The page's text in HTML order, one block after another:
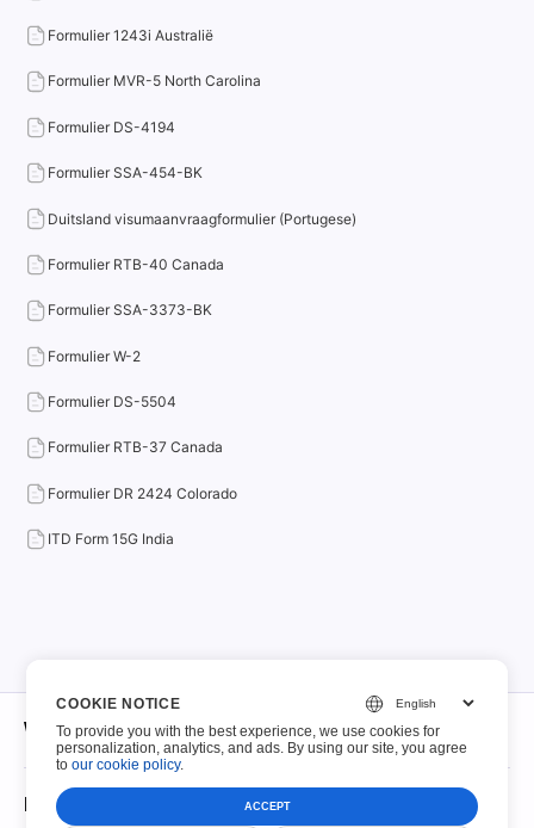
Formulier 1243i Australië
Formulier MVR-5 North Carolina
Formulier DS-4194
Formulier SSA-454-BK
Duitsland visumaanvraagformulier (Portugese)
Formulier RTB-40 Canada
Formulier SSA-3373-BK
Formulier W-2
Formulier DS-5504
Formulier RTB-37 Canada
Formulier DR 2424 Colorado
ITD Form 15G India
Wat betreft
Wat betreft
Invulbare PDF's
COOKIE NOTICE
To provide you with the best experience, we use cookies for
personalization, analytics, and ads. By using our site, you agree
toour cookie policy.
ACCEPT